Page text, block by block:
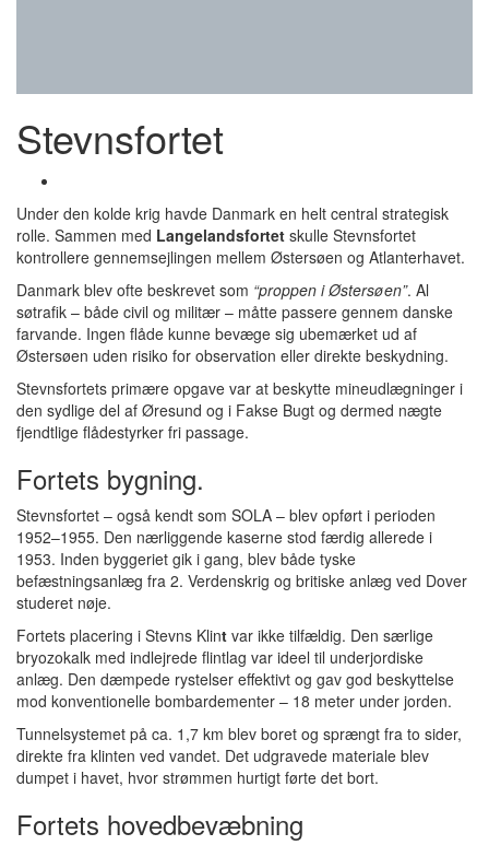
Stevnsfortet
Under den kolde krig havde Danmark en helt central strategisk
rolle. Sammen med Langelandsfortet skulle Stevnsfortet
kontrollere gennemsejlingen mellem Østersøen og Atlanterhavet.
Danmark blev ofte beskrevet som “proppen i Østersøen”. Al
søtrafik – både civil og militær – måtte passere gennem danske
farvande. Ingen flåde kunne bevæge sig ubemærket ud af
Østersøen uden risiko for observation eller direkte beskydning.
Stevnsfortets primære opgave var at beskytte mineudlægninger i
den sydlige del af Øresund og i Fakse Bugt og dermed nægte
fjendtlige flådestyrker fri passage.
Fortets bygning.
Stevnsfortet – også kendt som SOLA – blev opført i perioden
1952–1955. Den nærliggende kaserne stod færdig allerede i
1953. Inden byggeriet gik i gang, blev både tyske
befæstningsanlæg fra 2. Verdenskrig og britiske anlæg ved Dover
studeret nøje.
Fortets placering i Stevns Klint var ikke tilfældig. Den særlige
bryozokalk med indlejrede flintlag var ideel til underjordiske
anlæg. Den dæmpede rystelser effektivt og gav god beskyttelse
mod konventionelle bombardementer – 18 meter under jorden.
Tunnelsystemet på ca. 1,7 km blev boret og sprængt fra to sider,
direkte fra klinten ved vandet. Det udgravede materiale blev
dumpet i havet, hvor strømmen hurtigt førte det bort.
Fortets hovedbevæbning